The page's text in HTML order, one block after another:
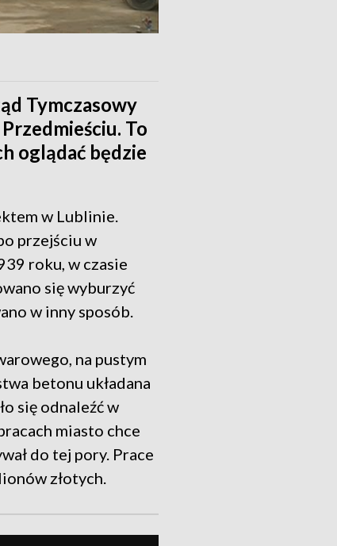
Tymczasowy
To
oglądać będzie
w Lublinie.
przejściu w
roku, w czasie
się wyburzyć
w inny sposób.
na pustym
betonu układana
się odnaleźć w
miasto chce
do tej pory. Prace
złotych.